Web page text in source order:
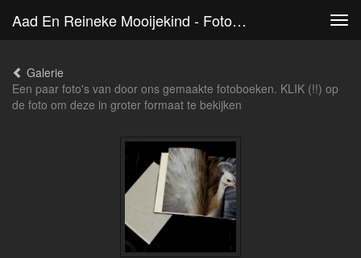
Aad En Reineke Mooijekind - Fotoboeken
Galerie
Een paar foto's van door ons gemaakte fotoboeken. KLIK (!!) op
de foto om deze in groter formaat te bekijken